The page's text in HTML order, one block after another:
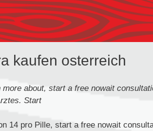
kaufen osterreich
more about, start a free nowait
Start
14 pro Pille, start a free nowait